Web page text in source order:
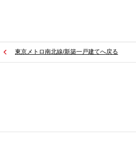
東京メトロ南北線/新築一戸建てへ戻る